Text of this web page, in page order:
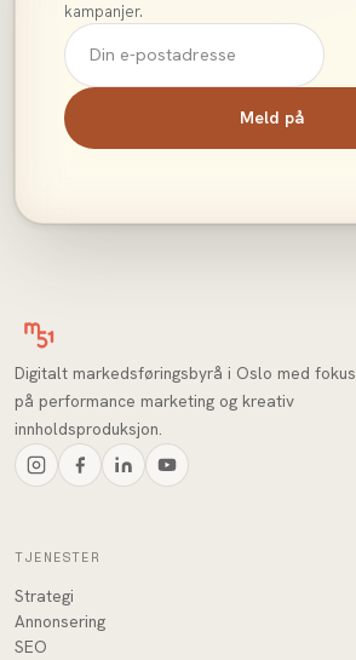
kampanjer.
Meld på
Digitalt markedsføringsbyrå i Oslo med fokus
på performance marketing og kreativ
innholdsproduksjon.
TJENESTER
Strategi
Annonsering
SEO